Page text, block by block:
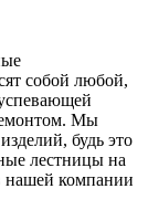
собой любой,
Мы
будь это
лестницы на
нашей компании